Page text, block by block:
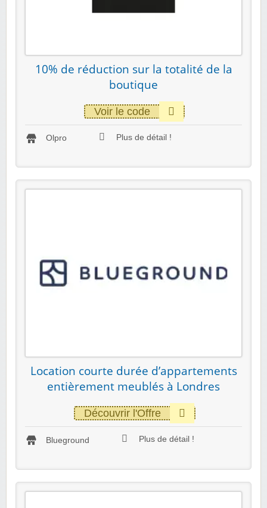
10% de réduction sur la totalité de la
boutique
Voir le code
Olpro Plus de détail !
Location courte durée d’appartements
entièrement meublés à Londres
Découvrir l'Offre
Blueground Plus de détail !